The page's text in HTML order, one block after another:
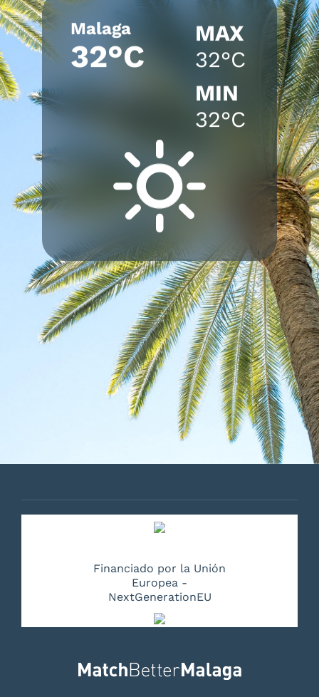
Malaga
32°C
MAX
32°C
MIN
32°C
Financiado por la Unión
Europea -
NextGenerationEU